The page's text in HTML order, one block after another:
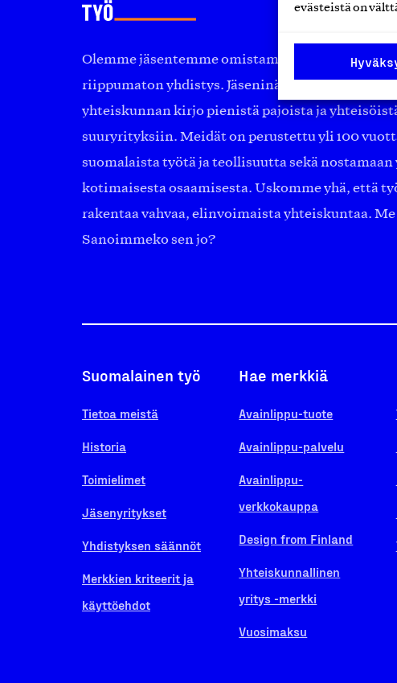
evästeistä on
Olemme jäsentemme omistama puolueeton,
riippumaton yhdistys. Jäseninämme on koko
yhteiskunnan kirjo pienistä pajoista ja
suuryrityksiin. Meidät on perustettu yli 100
suomalaista työtä ja teollisuutta sekä nostamaan
kotimaisesta osaamisesta. Uskomme yhä, että
rakentaa vahvaa, elinvoimaista yhteiskuntaa.
Sanoimmeko sen jo?
Suomalainen työ
Tietoa meistä
Historia
Toimielimet
Jäsenyritykset
Yhdistyksen säännöt
Merkkien kriteerit ja
käyttöehdot
Hae merkkiä
Avainlippu-tuote
Avainlippu-palvelu
Avainlippu-
verkkokauppa
Design from Finland
Yhteiskunnallinen
yritys -merkki
Vuosimaksu